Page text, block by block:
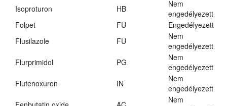
Isoproturon
HB
Nem
engedélyezett
Folpet
FU
Engedélyezett
Flusilazole
FU
Nem
engedélyezett
Flurprimidol
PG
Nem
engedélyezett
Flufenoxuron
IN
Nem
engedélyezett
Nem